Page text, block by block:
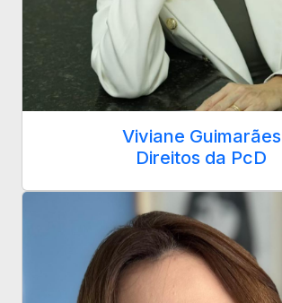
Viviane Guimarães
Direitos da PcD